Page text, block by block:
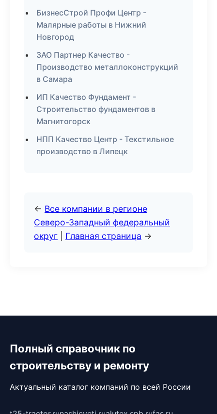
БизнесСтрой Профи Центр -
Малярные работы в Нижний
Новгород
ЗАО Партнер Качество -
Производство металлоконструкций
в Самара
ИП Качество Фундамент -
Строительство фундаментов в
Магнитогорск
НПП Качество Центр - Текстильное
производство в Липецк
← Все компании в регионе
Северо-Западный федеральный
округ
Главная страница →
Полный справочник по
строительству и ремонту
Актуальный каталог компаний по всей России